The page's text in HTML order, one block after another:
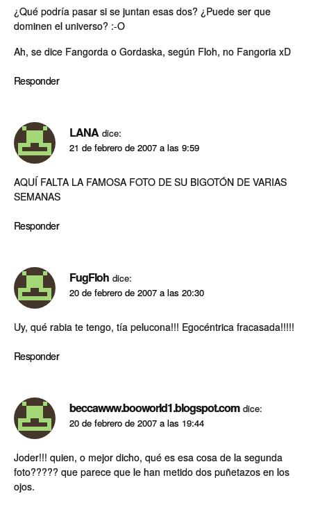
¿Qué podría pasar si se juntan esas dos? ¿Puede ser que
dominen el universo? :-O
Ah, se dice Fangorda o Gordaska, según Floh, no Fangoria xD
Responder
LANA dice:
21 de febrero de 2007 a las 9:59
AQUÍ FALTA LA FAMOSA FOTO DE SU BIGOTÓN DE VARIAS
SEMANAS
Responder
FugFloh dice:
20 de febrero de 2007 a las 20:30
Uy, qué rabia te tengo, tía pelucona!!! Egocéntrica fracasada!!!!!
Responder
beccawww.booworld1.blogspot.com dice:
20 de febrero de 2007 a las 19:44
Joder!!! quien, o mejor dicho, qué es esa cosa de la segunda
foto????? que parece que le han metido dos puñetazos en los
ojos.